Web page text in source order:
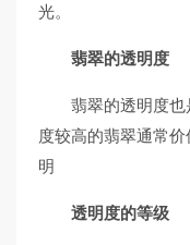
光。
翡翠的透明度
翡翠的透明度
度较高的翡翠通常
明
透明度的等级